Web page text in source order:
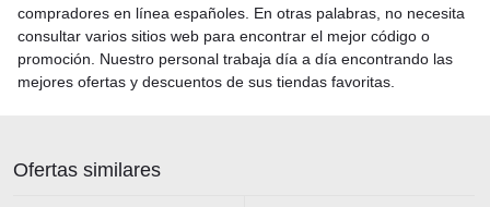
compradores en línea españoles. En otras palabras, no necesita
consultar varios sitios web para encontrar el mejor código o
promoción. Nuestro personal trabaja día a día encontrando las
mejores ofertas y descuentos de sus tiendas favoritas.
Ofertas similares